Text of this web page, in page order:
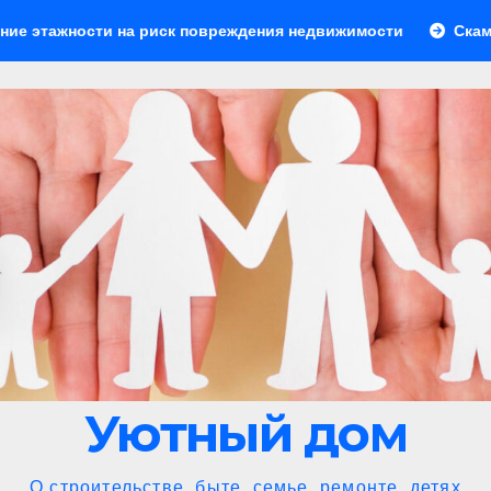
повреждения недвижимости Скамейки для зоны
Уютный дом
О строительстве, быте, семье, ремонте, детях